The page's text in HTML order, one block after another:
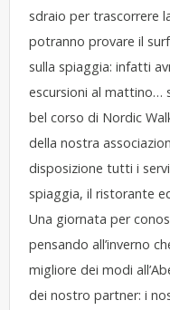
sdraio per trascorrere
potranno provare il
sulla spiaggia: infatti
escursioni al mattino…
bel corso di Nordic
della nostra
disposizione tutti i
spiaggia, il ristorante
Una giornata per
pensando all’inverno
migliore dei modi
dei nostro partner: i